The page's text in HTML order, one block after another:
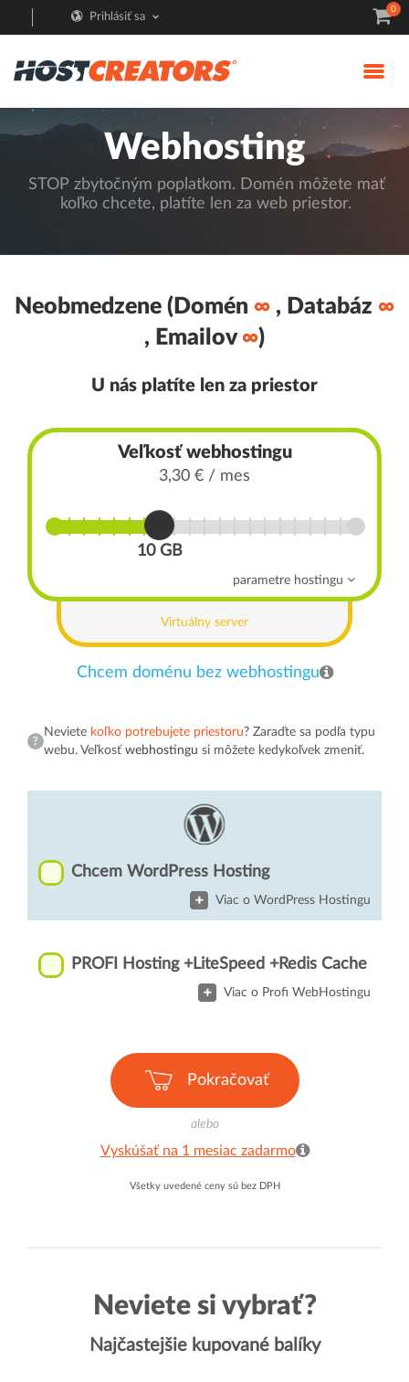
Prihlásiť sa
0
Webhosting
STOP zbytočným poplatkom. Domén môžete mať
koľko chcete, platíte len za web priestor.
Neobmedzene (Domén ∞ , Databáz ∞
, Emailov ∞)
U nás platíte len za priestor
Veľkosť webhostingu
3,30 € / mes
10 GB
parametre hostingu
Virtuálny server
Chcem doménu bez webhostingu
Neviete koľko potrebujete priestoru? Zaraďte sa podľa typu
webu. Veľkosť webhostingu si môžete kedykoľvek zmeniť.
Chcem WordPress Hosting
Viac o WordPress Hostingu
PROFI Hosting +LiteSpeed +Redis Cache
Viac o Profi WebHostingu
Pokračovať
alebo
Vyskúšať na 1 mesiac zadarmo
Všetky uvedené ceny sú bez DPH
Neviete si vybrať?
Najčastejšie kupované balíky